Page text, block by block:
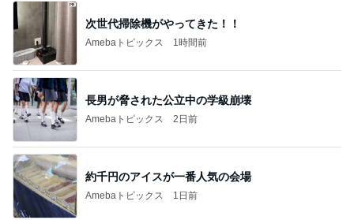
次世代掃除機がやってきた！！
Amebaトピックス 1時間前
長男が脅された公立中の学級崩壊
Amebaトピックス 2日前
約千円のアイスが一番人気の会場
Amebaトピックス 1日前